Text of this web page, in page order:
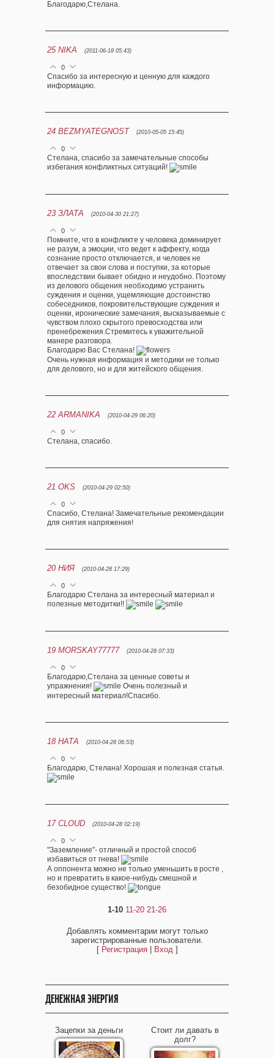
Благодарю,Стелана.
25 NIKA (2011-06-18 05:43)
0
Спасибо за интересную и ценную для каждого
информацию.
24 BEZMYATEGNOST (2010-05-05 15:45)
0
Стелана, спасибо за замечательные способы
избегания конфликтных ситуаций!
23 ЗЛАТА (2010-04-30 21:27)
0
Помните, что в конфликте у человека доминирует
не разум, а эмоции, что ведет к аффекту, когда
сознание просто отключается, и человек не
отвечает за свои слова и поступки, за которые
впоследствии бывает обидно и неудобно. Поэтому
из делового общения необходимо устранить
суждения и оценки, ущемляющие достоинство
собеседников, покровительствующие суждения и
оценки, иронические замечания, высказываемые с
чувством плохо скрытого превосходства или
пренебрежения.Стремитесь к уважительной
манере разговора.
Благодарю Вас Стелана!
Очень нужная информация и методики не только
для делового, но и для житейского общения.
22 ARMANIKA (2010-04-29 06:20)
0
Стелана, спасибо.
21 OKS (2010-04-29 02:50)
0
Спасибо, Стелана! Замечательные рекомендации
для снятия напряжения!
20 НИЯ (2010-04-28 17:29)
0
Благодарю Стелана за интересный материал и
полезные методитки!!
19 MORSKAY77777 (2010-04-28 07:33)
0
Благодарю,Стелана за ценные советы и
упражнения!
Очень полезный и
интересный материал!Спасибо.
18 НАТА (2010-04-28 06:53)
0
Благодарю, Стелана! Хорошая и полезная статья.
17 CLOUD (2010-04-28 02:19)
0
"Заземление"- отличный и простой способ
избавиться от гнева!
А оппонента можно не только уменьшить в росте ,
но и превратить в какое-нибудь смешной и
безобидное существо!
1-10 11-20 21-26
Добавлять комментарии могут только
зарегистрированные пользователи.
[ Регистрация| Вход]
ДЕНЕЖНАЯ ЭНЕРГИЯ
Зацепки за деньги
Стоит ли давать в
долг?